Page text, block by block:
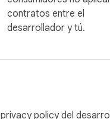
contratos entre el
desarrollador y tú.
privacy policydel